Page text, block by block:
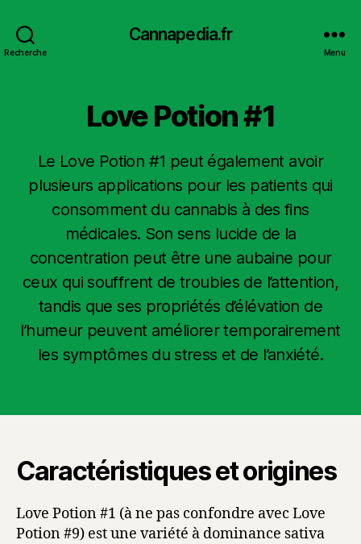
Recherche
Cannapedia.fr
Menu
Love Potion #1
Le Love Potion #1 peut également avoir
plusieurs applications pour les patients qui
consomment du cannabis à des fins
médicales. Son sens lucide de la
concentration peut être une aubaine pour
ceux qui souffrent de troubles de l’attention,
tandis que ses propriétés d’élévation de
l’humeur peuvent améliorer temporairement
les symptômes du stress et de l’anxiété.
Caractéristiques et origines
Love Potion #1 (à ne pas confondre avec Love
Potion #9) est une variété à dominance sativa